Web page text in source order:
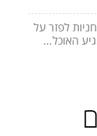
לפזר על
האוכל…